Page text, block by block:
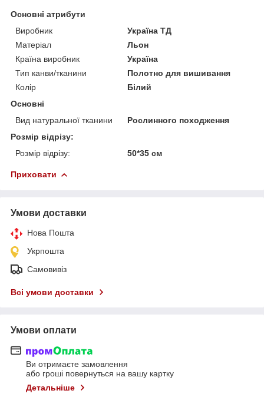
Основні атрибути
Виробник
Україна ТД
Матеріал
Льон
Країна виробник
Україна
Тип канви/тканини
Полотно для вишивання
Колір
Білий
Основні
Вид натуральної тканини
Рослинного походження
Розмір відрізу:
Розмір відрізу:
50*35 см
Приховати
Умови доставки
Нова Пошта
Укрпошта
Самовивіз
Всі умови доставки
Умови оплати
Ви отримаєте замовлення
або гроші повернуться на вашу картку
Детальніше